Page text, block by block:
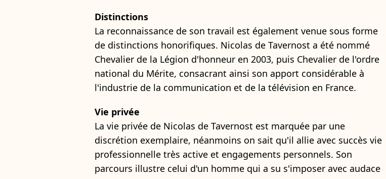
Distinctions
La reconnaissance de son travail est également venue sous forme
de distinctions honorifiques. Nicolas de Tavernost a été nommé
Chevalier de la Légion d'honneur en 2003, puis Chevalier de l'ordre
national du Mérite, consacrant ainsi son apport considérable à
l'industrie de la communication et de la télévision en France.
Vie privée
La vie privée de Nicolas de Tavernost est marquée par une
discrétion exemplaire, néanmoins on sait qu'il allie avec succès vie
professionnelle très active et engagements personnels. Son
parcours illustre celui d'un homme qui a su s'imposer avec audace